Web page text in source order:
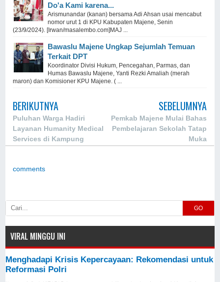
Do'a Kami karena...
Arismunandar (kanan) bersama Adi Ahsan usai mencabut
nomor urut 1 di KPU Kabupaten Majene, Senin
(23/9/2024). [Irwan/masalembo.com]MAJ ...
Bawaslu Majene Ungkap Sejumlah Temuan
Terkait DPT
Koordinator Divisi Hukum, Pencegahan, Parmas, dan
Humas Bawaslu Majene, Yanti Rezki Amaliah (merah
maron) dan Komisioner KPU Majene. ( ...
BERIKUTNYA
Puluhan Warga Hadiri
Layanan Humanity Medical
Services di Kampung
SEBELUMNYA
Pemkab Majene Mulai Bahas
Pembelajaran Sekolah Tatap
Muka
comments
GO
VIRAL MINGGU INI
Menghadapi Krisis Kepercayaan: Rekomendasi untuk
Reformasi Polri